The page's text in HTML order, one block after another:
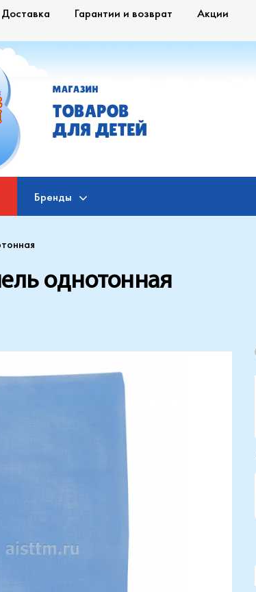
Доставка Гарантии и возврат
Акции
МАГАЗИН
ТОВАРОВ
ДЛЯ ДЕТЕЙ
Бренды
однотонная